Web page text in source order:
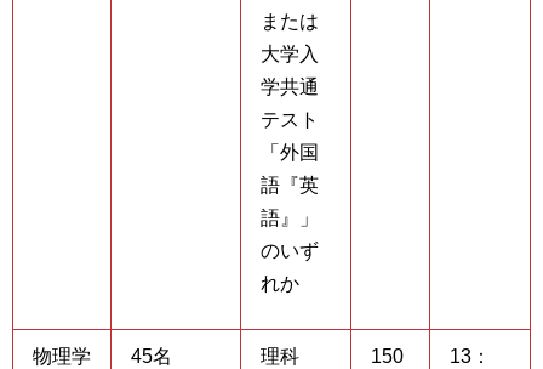
または
大学入
学共通
テスト
「外国
語『英
語』」
のいず
れか
物理学
45名 理科
150
13：